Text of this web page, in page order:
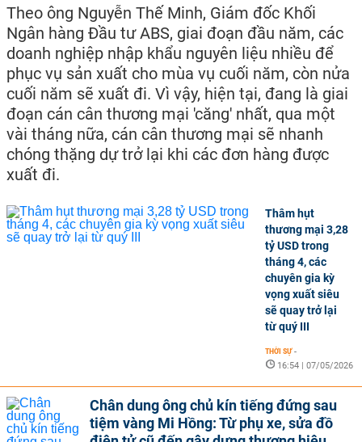
Theo ông Nguyễn Thế Minh, Giám đốc Khối
Ngân hàng Đầu tư ABS, giai đoạn đầu năm, các
doanh nghiệp nhập khẩu nguyên liệu nhiều để
phục vụ sản xuất cho mùa vụ cuối năm, còn nửa
cuối năm sẽ xuất đi. Vì vậy, hiện tại, đang là giai
đoạn cán cân thương mại 'căng' nhất, qua một
vài tháng nữa, cán cân thương mại sẽ nhanh
chóng thặng dự trở lại khi các đơn hàng được
xuất đi.
Thâm hụt
thương mại 3,28
tỷ USD trong
tháng 4, các
chuyên gia kỳ
vọng xuất siêu
sẽ quay trở lại
từ quý III
THỜI SỰ -
16:54 | 07/05/2026
Chân dung ông chủ kín tiếng đứng sau
tiệm vàng Mi Hồng: Từ phụ xe, sửa đồ